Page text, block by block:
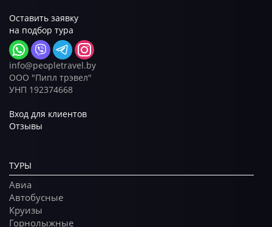
Оставить заявку
на подбор тура
info@peopletravel.by
ООО "Пипл трэвел"
УНП 192374668
Вход для клиентов
Отзывы
ТУРЫ
Авиа
Автобусные
Круизы
Горнолыжные